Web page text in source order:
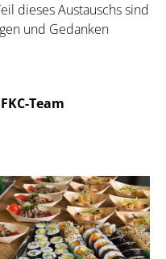
dieses Austauschs sind
und Gedanken
Team